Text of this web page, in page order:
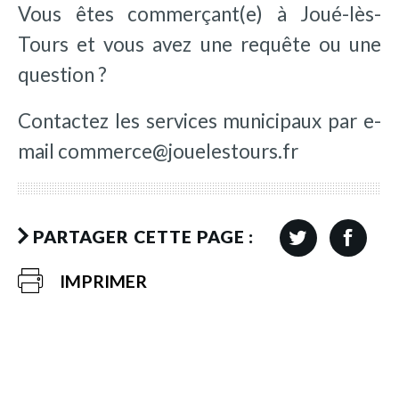
Vous êtes commerçant(e) à Joué-lès-
Tours et vous avez une requête ou une
question ?
Contactez les services municipaux par e-
mail commerce@jouelestours.fr
PARTAGER CETTE PAGE :
IMPRIMER